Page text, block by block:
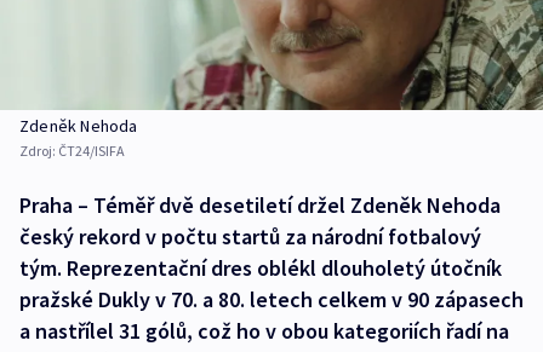
Zdeněk Nehoda
Zdroj: ČT24/ISIFA
Praha – Téměř dvě desetiletí držel Zdeněk Nehoda
český rekord v počtu startů za národní fotbalový
tým. Reprezentační dres oblékl dlouholetý útočník
pražské Dukly v 70. a 80. letech celkem v 90 zápasech
a nastřílel 31 gólů, což ho v obou kategoriích řadí na